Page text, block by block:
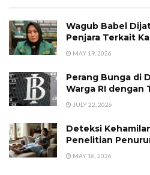
Wagub Babel
Penjara Terkait
MAY 19, 2026
Perang Bunga di
Warga RI dengan
JULY 22, 2026
Deteksi
Penelitian
MAY 18, 2026